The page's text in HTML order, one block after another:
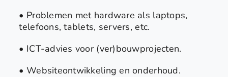
• Problemen met hardware als laptops,
telefoons, tablets, servers, etc.
• ICT-advies voor (ver)bouwprojecten.
• Websiteontwikkeling en onderhoud.